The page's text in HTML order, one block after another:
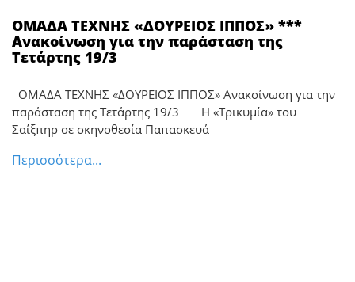
ΟΜΑΔΑ ΤΕΧΝΗΣ «ΔΟΥΡΕΙΟΣ ΙΠΠΟΣ» ***
Ανακοίνωση για την παράσταση της
Τετάρτης 19/3
ΟΜΑΔΑ ΤΕΧΝΗΣ «ΔΟΥΡΕΙΟΣ ΙΠΠΟΣ» Ανακοίνωση για την
παράσταση της Τετάρτης 19/3 Η «Τρικυμία» του
Σαίξπηρ σε σκηνοθεσία Παπασκευά
Περισσότερα...